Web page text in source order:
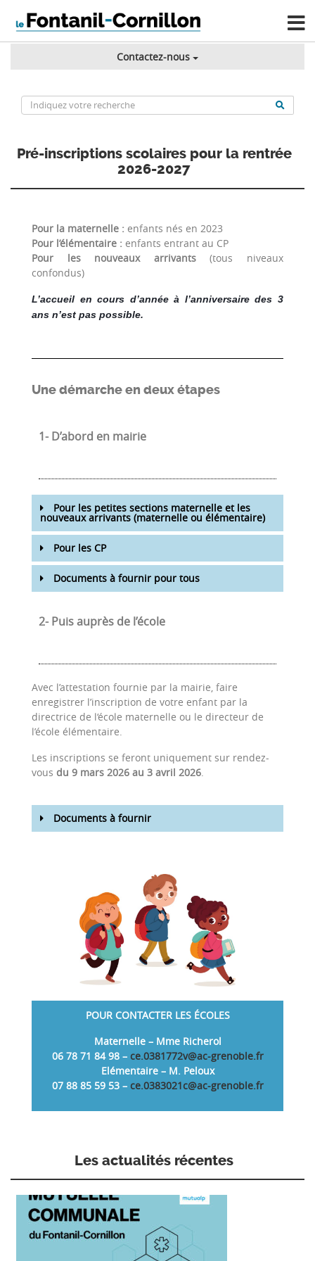
Contactez-nous
Pré-inscriptions scolaires pour la rentrée
2026-2027
Pour la maternelle : enfants nés en 2023
Pour l’élémentaire : enfants entrant au CP
Pour les nouveaux arrivants(tous niveaux
confondus)
L’accueil en cours d’année à l’anniversaire des 3
ans n’est pas possible.
Une démarche en deux étapes
1- D’abord en mairie
Pour les petites sections maternelle et les
nouveaux arrivants (maternelle ou élémentaire)
Pour les CP
Documents à fournir pour tous
2- Puis auprès de l’école
Avec l’attestation fournie par la mairie, faire
enregistrer l’inscription de votre enfant par la
directrice de l‘école maternelle ou le directeur de
l’école élémentaire.
Les inscriptions se feront uniquement sur rendez-
vous du 9 mars 2026 au 3 avril 2026.
Documents à fournir
POUR CONTACTER LES ÉCOLES
Maternelle – Mme Richerol
06 78 71 84 98 – ce.0381772v@ac-grenoble.fr
Elémentaire – M. Peloux
07 88 85 59 53 – ce.0383021c@ac-grenoble.fr
Les actualités récentes